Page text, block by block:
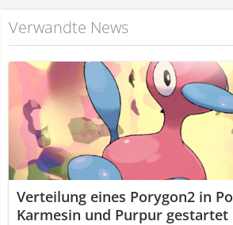
Verwandte News
Verteilung eines Porygon2 in
Karmesin und Purpur gestartet